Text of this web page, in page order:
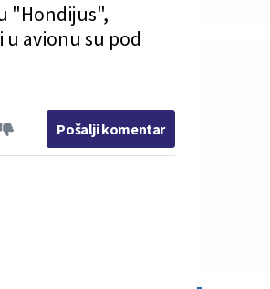
"Hondijus",
u avionu su pod
Pošalji komentar